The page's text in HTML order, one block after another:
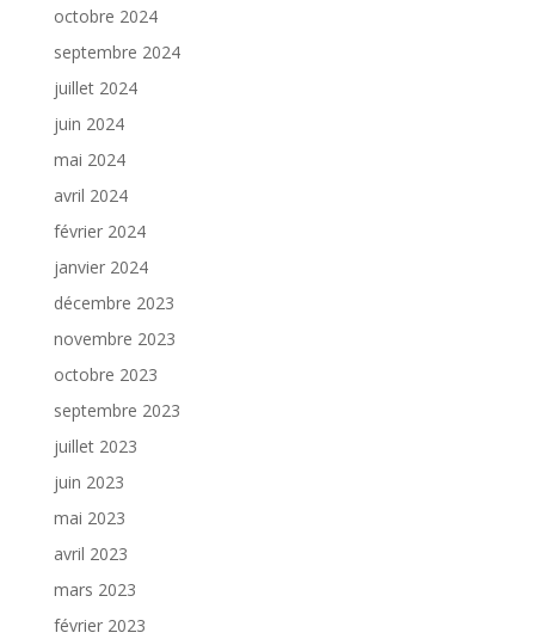
octobre 2024
septembre 2024
juillet 2024
juin 2024
mai 2024
avril 2024
février 2024
janvier 2024
décembre 2023
novembre 2023
octobre 2023
septembre 2023
juillet 2023
juin 2023
mai 2023
avril 2023
mars 2023
février 2023